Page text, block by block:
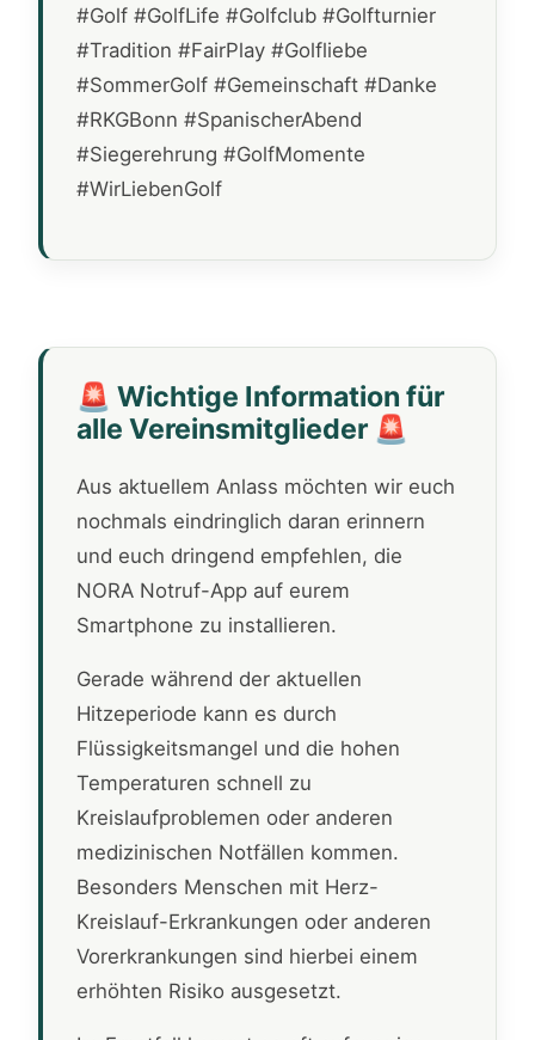
#Golf #GolfLife #Golfclub #Golfturnier
#Tradition #FairPlay #Golfliebe
#SommerGolf #Gemeinschaft #Danke
#RKGBonn #SpanischerAbend
#Siegerehrung #GolfMomente
#WirLiebenGolf
🚨 Wichtige Information für
alle Vereinsmitglieder 🚨
Aus aktuellem Anlass möchten wir euch
nochmals eindringlich daran erinnern
und euch dringend empfehlen, die
NORA Notruf-App auf eurem
Smartphone zu installieren.
Gerade während der aktuellen
Hitzeperiode kann es durch
Flüssigkeitsmangel und die hohen
Temperaturen schnell zu
Kreislaufproblemen oder anderen
medizinischen Notfällen kommen.
Besonders Menschen mit Herz-
Kreislauf-Erkrankungen oder anderen
Vorerkrankungen sind hierbei einem
erhöhten Risiko ausgesetzt.